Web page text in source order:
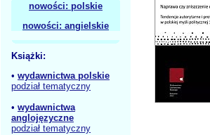
nowości: polskie
nowości: angielskie
Książki:
• wydawnictwa polskie
podział tematyczny
• wydawnictwa
anglojęzyczne
podział tematyczny